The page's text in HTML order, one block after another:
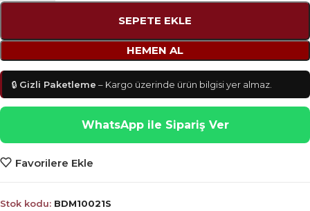
SEPETE EKLE
HEMEN AL
🔒 Gizli Paketleme – Kargo üzerinde ürün bilgisi yer almaz.
WhatsApp ile Sipariş Ver
Favorilere Ekle
Stok kodu: BDM10021S